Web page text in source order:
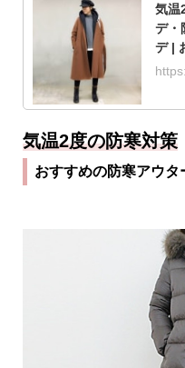
気温
デ・
デ |
気温2度の防寒対策
おすすめの防寒アウタ